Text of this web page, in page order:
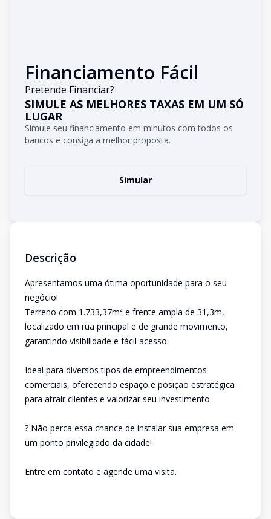
Financiamento Fácil
Pretende Financiar?
SIMULE AS MELHORES TAXAS EM UM SÓ
LUGAR
Simule seu financiamento em minutos com todos os
bancos e consiga a melhor proposta.
Simular
Descrição
Apresentamos uma ótima oportunidade para o seu
negócio!
Terreno com 1.733,37m² e frente ampla de 31,3m,
localizado em rua principal e de grande movimento,
garantindo visibilidade e fácil acesso.
Ideal para diversos tipos de empreendimentos
comerciais, oferecendo espaço e posição estratégica
para atrair clientes e valorizar seu investimento.
? Não perca essa chance de instalar sua empresa em
um ponto privilegiado da cidade!
Entre em contato e agende uma visita.